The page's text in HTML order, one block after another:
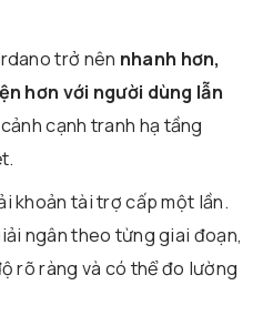
trở nên nhanh hơn,
hơn với người dùng lẫn
cạnh tranh hạ tầng
khoản tài trợ cấp một lần.
ngân theo từng giai đoạn,
rõ ràng và có thể đo lường